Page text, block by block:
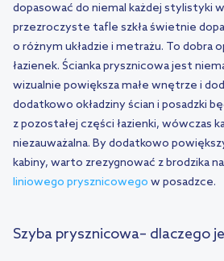
dopasować do niemal każdej stylistyki
przezroczyste tafle szkła świetnie
o różnym układzie i metrażu. To dobra
łazienek. Ścianka prysznicowa jest
wizualnie powiększa małe wnętrze i
dodatkowo okładziny ścian i posadzki
z pozostałej części łazienki, wówczas
niezauważalna. By dodatkowo
kabiny, warto zrezygnować z brodzika
liniowego prysznicowego w posadzce.
Szyba prysznicowa– dlaczego